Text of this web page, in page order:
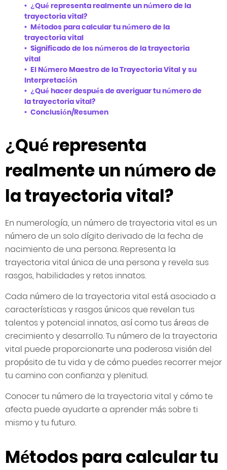
¿Qué representa realmente un número de la
trayectoria vital?
Métodos para calcular tu número de la
trayectoria vital
Significado de los números de la trayectoria
vital
El Número Maestro de la Trayectoria Vital y su
Interpretación
¿Qué hacer después de averiguar tu número de
la trayectoria vital?
Conclusión/Resumen
¿Qué representa
realmente un número de
la trayectoria vital?
En numerología, un número de trayectoria vital es un
número de un solo dígito derivado de la fecha de
nacimiento de una persona. Representa la
trayectoria vital única de una persona y revela sus
rasgos, habilidades y retos innatos.
Cada número de la trayectoria vital está asociado a
características y rasgos únicos que revelan tus
talentos y potencial innatos, así como tus áreas de
crecimiento y desarrollo. Tu número de la trayectoria
vital puede proporcionarte una poderosa visión del
propósito de tu vida y de cómo puedes recorrer mejor
tu camino con confianza y plenitud.
Conocer tu número de la trayectoria vital y cómo te
afecta puede ayudarte a aprender más sobre ti
mismo y tu futuro.
Métodos para calcular tu